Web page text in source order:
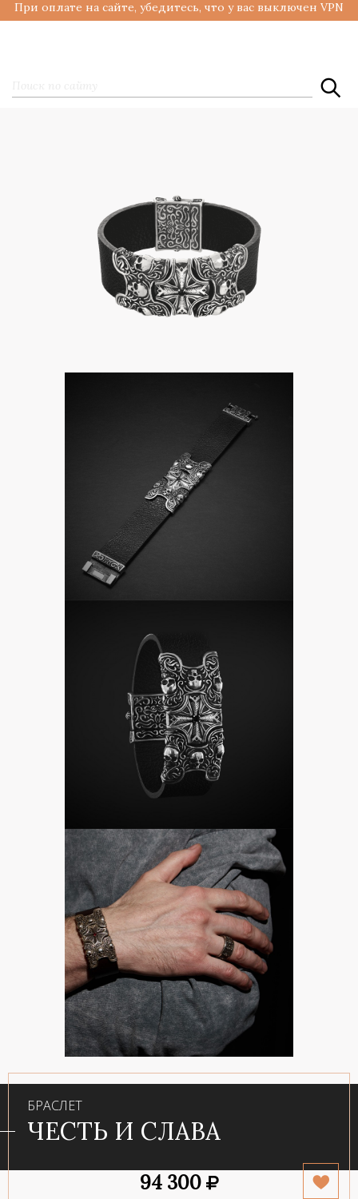
При оплате на сайте, убедитесь, что у вас выключен VPN
БРАСЛЕТ
ЧЕСТЬ И СЛАВА
94 300